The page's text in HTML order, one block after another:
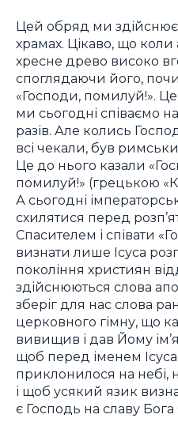
Цей обряд ми
храмах. Цікаво, що
хресне древо високо
споглядаючи його,
«Господи, помилуй!».
ми сьогодні співаємо на
разів. Але колись
всі чекали, був
Це до нього казали
помилуй!» (грецькою
А сьогодні
схилятися перед
Спасителем і співати
визнати лише Ісуса
покоління християн
здійснюються слова
зберіг для нас слова
церковного гімну, що
вивищив і дав Йому
щоб перед іменем Ісуса
приклонилося на небі,
і щоб усякий язик
є Господь на славу Бога